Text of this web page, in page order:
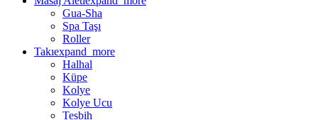
Gua-Sha
Spa Taşı
Roller
Takıexpand_more
Halhal
Küpe
Kolye
Kolye Ucu
Tesbih